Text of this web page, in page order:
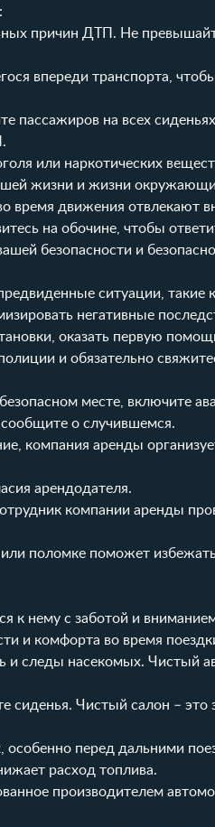
причин ДТП. Не
впереди транспорта,
пассажиров на всех
или наркотических
жизни и жизни
время движения отвлекают
на обочине, чтобы
безопасности и
ситуации,
негативные
оказать первую
и обязательно
месте, включите
о случившемся.
компания аренды
арендодателя.
компании аренды
поломке поможет
к нему с заботой и
и комфорта во время
и следы насекомых. Чистый
сиденья. Чистый салон – это
особенно перед дальними
расход топлива.
производителем